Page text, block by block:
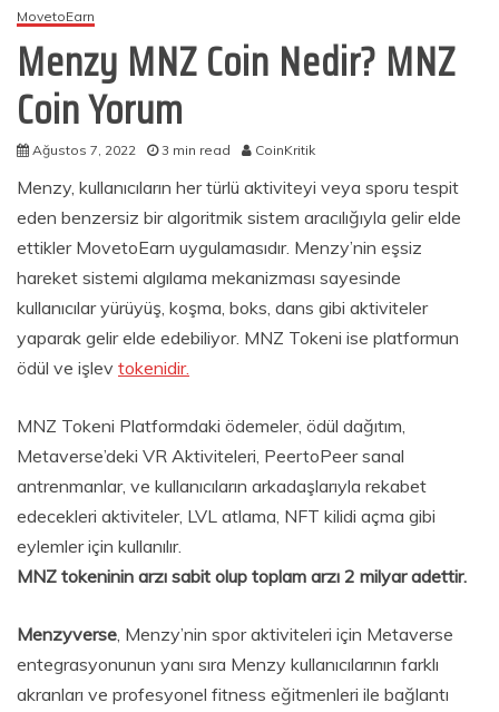
MovetoEarn
Menzy MNZ Coin Nedir? MNZ
Coin Yorum
Ağustos 7, 2022 3 min read CoinKritik
Menzy, kullanıcıların her türlü aktiviteyi veya sporu tespit
eden benzersiz bir algoritmik sistem aracılığıyla gelir elde
ettikler MovetoEarn uygulamasıdır. Menzy’nin eşsiz
hareket sistemi algılama mekanizması sayesinde
kullanıcılar yürüyüş, koşma, boks, dans gibi aktiviteler
yaparak gelir elde edebiliyor. MNZ Tokeni ise platformun
ödül ve işlev tokenidir.
MNZ Tokeni Platformdaki ödemeler, ödül dağıtım,
Metaverse’deki VR Aktiviteleri, PeertoPeer sanal
antrenmanlar, ve kullanıcıların arkadaşlarıyla rekabet
edecekleri aktiviteler, LVL atlama, NFT kilidi açma gibi
eylemler için kullanılır.
MNZ tokeninin arzı sabit olup toplam arzı 2 milyar adettir.
Menzyverse, Menzy’nin spor aktiviteleri için Metaverse
entegrasyonunun yanı sıra Menzy kullanıcılarının farklı
akranları ve profesyonel fitness eğitmenleri ile bağlantı